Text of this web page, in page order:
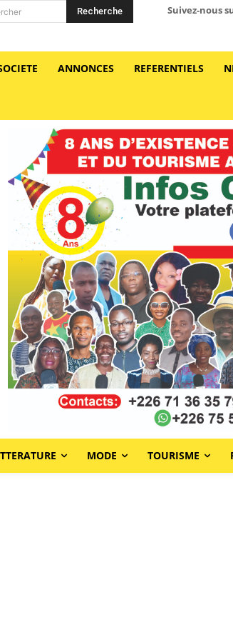
Recherche Suivez-nous
ANNONCES REFERENTIELS
MODE TOURISME